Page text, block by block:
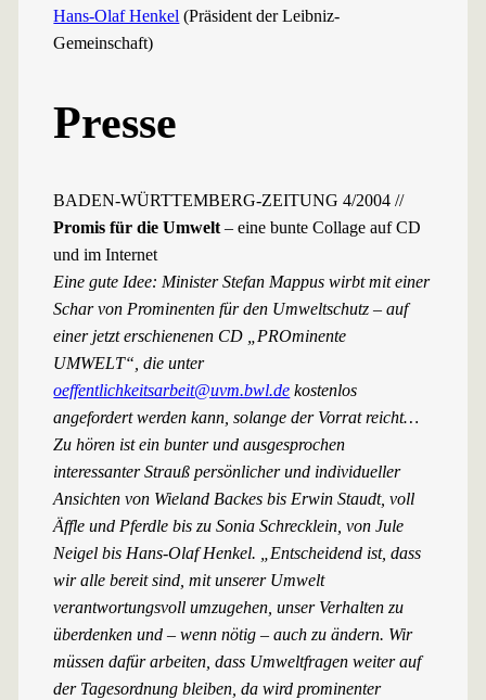
Hans-Olaf Henkel (Präsident der Leibniz-
Gemeinschaft)
Presse
BADEN-WÜRTTEMBERG-ZEITUNG 4/2004 //
Promis für die Umwelt– eine bunte Collage auf CD
und im Internet
Eine gute Idee: Minister Stefan Mappus wirbt mit einer
Schar von Prominenten für den Umweltschutz – auf
einer jetzt erschienenen CD „PROminente
UMWELT“, die unter
oeffentlichkeitsarbeit@uvm.bwl.de kostenlos
angefordert werden kann, solange der Vorrat reicht…
Zu hören ist ein bunter und ausgesprochen
interessanter Strauß persönlicher und individueller
Ansichten von Wieland Backes bis Erwin Staudt, voll
Äffle und Pferdle bis zu Sonia Schrecklein, von Jule
Neigel bis Hans-Olaf Henkel. „Entscheidend ist, dass
wir alle bereit sind, mit unserer Umwelt
verantwortungsvoll umzugehen, unser Verhalten zu
überdenken und – wenn nötig – auch zu ändern. Wir
müssen dafür arbeiten, dass Umweltfragen weiter auf
der Tagesordnung bleiben, da wird prominenter